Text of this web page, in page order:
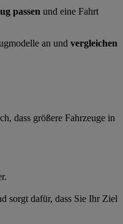
passen und eine Fahrt
an und vergleichen
dass größere Fahrzeuge in
sorgt dafür, dass Sie Ihr Ziel